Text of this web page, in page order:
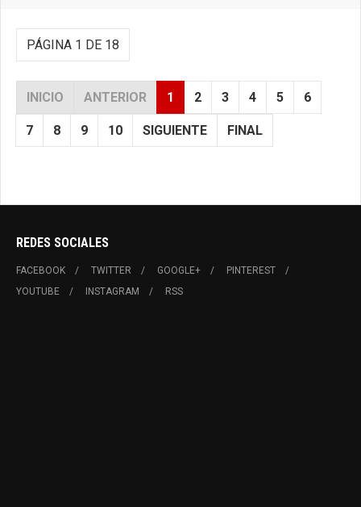
PÁGINA 1 DE 18
INICIO ANTERIOR 1 2 3 4 5 6
7 8 9 10 SIGUIENTE FINAL
REDES SOCIALES
FACEBOOK TWITTER GOOGLE+
PINTEREST
YOUTUBE
INSTAGRAM RSS